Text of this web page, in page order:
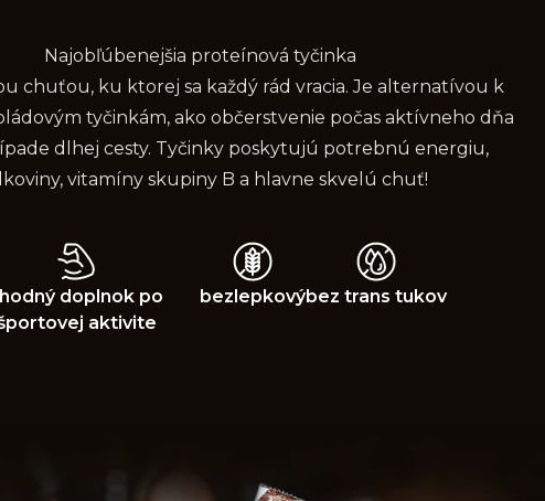
Najobľúbenejšia proteínová tyčinka
chuťou, ku ktorej sa každý rád vracia. Je alternatívou k
tyčinkám, ako občerstvenie počas aktívneho dňa
dlhej cesty. Tyčinky poskytujú potrebnú energiu,
vitamíny skupiny B a hlavne skvelú chuť!
doplnok po
aktivite
bezlepkovýbez trans tukov